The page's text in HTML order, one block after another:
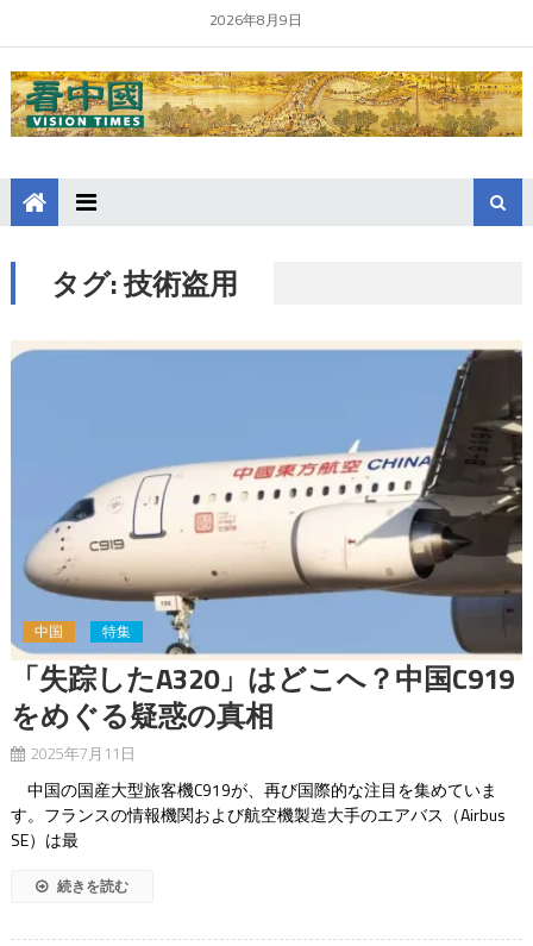
2026年8月9日
タグ:技術盗用
中国 特集
「失踪したA320」はどこへ？中国C919
をめぐる疑惑の真相
2025年7月11日
中国の国産大型旅客機C919が、再び国際的な注目を集めていま
す。フランスの情報機関および航空機製造大手のエアバス（Airbus
SE）は最
続きを読む